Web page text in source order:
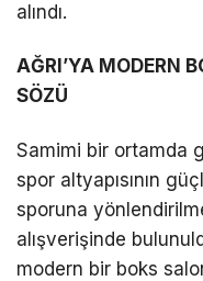
alındı.
AĞRI’YA MODERN
SÖZÜ
Samimi bir ortamda
spor altyapısının
sporuna
alışverişinde
modern bir boks